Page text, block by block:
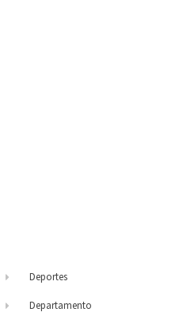
Deportes
Departamento